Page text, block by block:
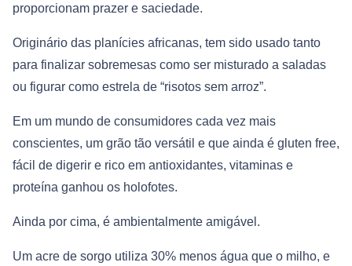
proporcionam prazer e saciedade.
Originário das planícies africanas, tem sido usado tanto
para finalizar sobremesas como ser misturado a saladas
ou figurar como estrela de “risotos sem arroz”.
Em um mundo de consumidores cada vez mais
conscientes, um grão tão versátil e que ainda é gluten free,
fácil de digerir e rico em antioxidantes, vitaminas e
proteína ganhou os holofotes.
Ainda por cima, é ambientalmente amigável.
Um acre de sorgo utiliza 30% menos água que o milho, e